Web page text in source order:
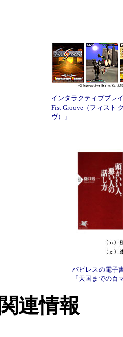
インタラクティブブレ
Fist Groove（フィスト
ヴ）」
パピレスの電子
「天国までの百
関連情報